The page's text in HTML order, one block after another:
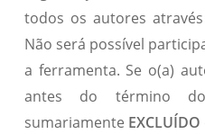
todos os autores
Não será possível
a ferramenta. Se o(a)
antes do término
sumariamente EXCLUÍDO